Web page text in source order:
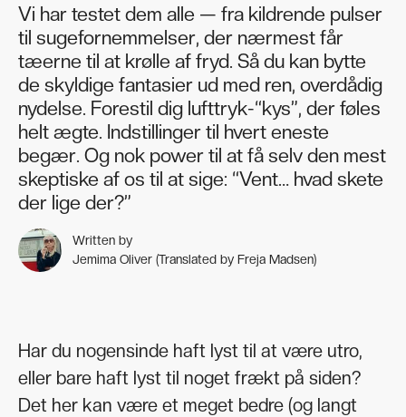
Vi har testet dem alle — fra kildrende pulser
til sugefornemmelser, der nærmest får
tæerne til at krølle af fryd. Så du kan bytte
de skyldige fantasier ud med ren, overdådig
nydelse. Forestil dig lufttryk-“kys”, der føles
helt ægte. Indstillinger til hvert eneste
begær. Og nok power til at få selv den mest
skeptiske af os til at sige: “Vent… hvad skete
der lige der?”
Written by
Jemima Oliver (Translated by Freja Madsen)
Har du nogensinde haft lyst til at være utro,
eller bare haft lyst til noget frækt på siden?
Det her kan være et meget bedre (og langt